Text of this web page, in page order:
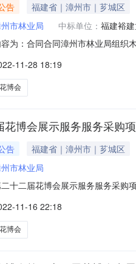
告 福建省｜漳州市｜芗城区
市林业局 中标单位： 福建裕
为：合同合同漳州市林业局组织
人，现依照比选文件、比选申请
，展区由实物和文字图片
11-28 18:19
花博会
花博会展示服务服务采购
告 福建省｜漳州市｜芗城区
市林业局
十二届花博会展示服务服务采购
会展示服务服务采购项目采购方
11-16 22:18
花博会